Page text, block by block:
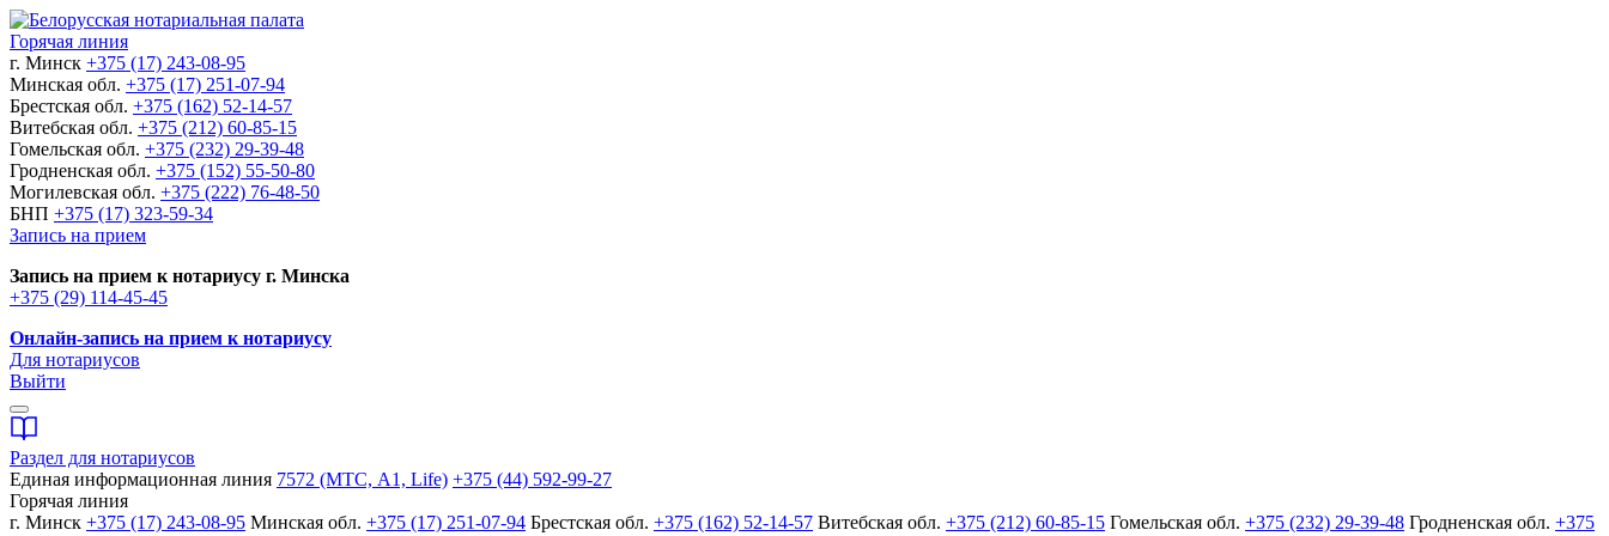
Горячая линия
г. Минск +375 (17) 243-08-95
Минская обл. +375 (17) 251-07-94
Брестская обл. +375 (162) 52-14-57
Витебская обл. +375 (212) 60-85-15
Гомельская обл. +375 (232) 29-39-48
Гродненская обл. +375 (152) 55-50-80
Могилевская обл. +375 (222) 76-48-50
БНП +375 (17) 323-59-34
Запись на прием
Запись на прием к нотариусу г. Минска
+375 (29) 114-45-45
Онлайн-запись на прием к нотариусу
Для нотариусов
Выйти
Раздел для нотариусов
Единая информационная линия 7572 (МТС, A1, Life) +375 (44) 592-99-27
Горячая линия
г. Минск +375 (17) 243-08-95 Минская обл. +375 (17) 251-07-94 Брестская обл. +375 (162) 52-14-57 Витебская обл. +375 (212) 60-85-15 Гомельская обл. +375 (232) 29-39-48 Гродненская обл. +375